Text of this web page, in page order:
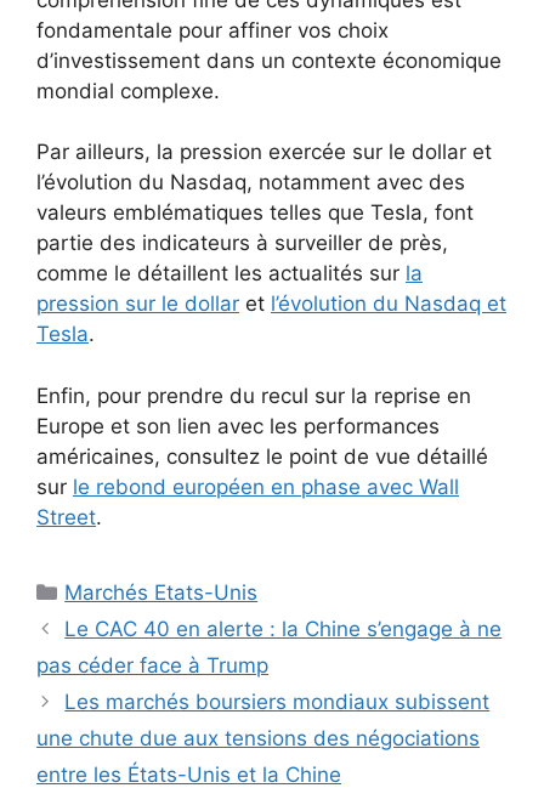
fondamentale pour affiner vos choix
d’investissement dans un contexte économique
mondial complexe.
Par ailleurs, la pression exercée sur le dollar et
l’évolution du Nasdaq, notamment avec des
valeurs emblématiques telles que Tesla, font
partie des indicateurs à surveiller de près,
comme le détaillent les actualités sur la
pression sur le dollar et l’évolution du Nasdaq et
Tesla.
Enfin, pour prendre du recul sur la reprise en
Europe et son lien avec les performances
américaines, consultez le point de vue détaillé
sur le rebond européen en phase avec Wall
Street.
Catégories
Marchés Etats-Unis
Le CAC 40 en alerte : la Chine s’engage à ne
pas céder face à Trump
Les marchés boursiers mondiaux subissent
une chute due aux tensions des négociations
entre les États-Unis et la Chine